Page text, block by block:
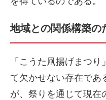
地域との関係構築の
「こうた凧揚げまつ
て欠かせない存在であ
が、祭りを通じて現在